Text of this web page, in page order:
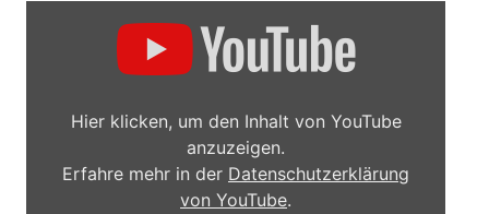
Hier klicken, um den Inhalt von YouTube
anzuzeigen.
Erfahre mehr in der Datenschutzerklärung
von YouTube.